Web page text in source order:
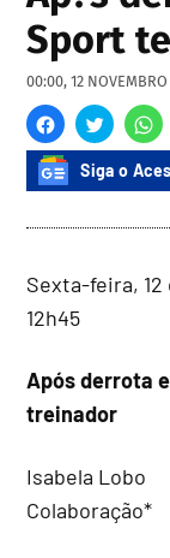
Sport
00:00, 12
Siga o
Sexta-feira, 12
12h45
Após derrota
treinador
Isabela Lobo
Colaboração*